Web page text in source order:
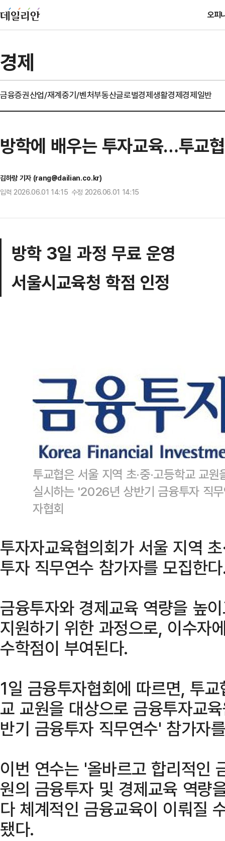
오피
경제
금융증권산업/재계중기/벤처부동산글로벌경제생활경제경제일반
방학에 배우는 투자교육…투교
김하랑 기자 (rang@dailian.co.kr)
입력 2026.06.01 14:15 수정 2026.06.01 14:15
방학 3일 과정 무료 운영
서울시교육청 학점 인정
투교협은 서울 지역 초·중·고등학교 교
실시하는 '2026년 상반기 금융투자 직
자협회
투자자교육협의회가 서울 지역
투자 직무연수 참가자를 모집한
금융투자와 경제교육 역량을 높
지원하기 위한 과정으로, 이수자
수학점이 부여된다.
1일 금융투자협회에 따르면, 투
교 교원을 대상으로 금융투자교
반기 금융투자 직무연수' 참가자
이번 연수는 '올바르고 합리적인
원의 금융투자 및 경제교육 역량
다 체계적인 금융교육이 이뤄질
됐다.